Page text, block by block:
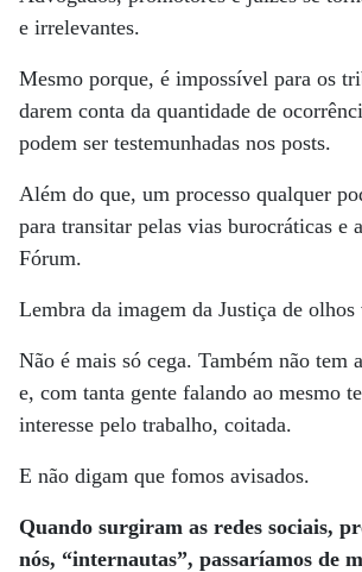
e irrelevantes.
Mesmo porque, é impossível para os
darem conta da quantidade de
podem ser testemunhadas nos posts.
Além do que, um processo qualquer
para transitar pelas vias burocráticas e
Fórum.
Lembra da imagem da Justiça de olhos
Não é mais só cega. Também não tem
e, com tanta gente falando ao mesmo
interesse pelo trabalho, coitada.
E não digam que fomos avisados.
Quando surgiram as redes sociais,
nós, “internautas”, passaríamos de